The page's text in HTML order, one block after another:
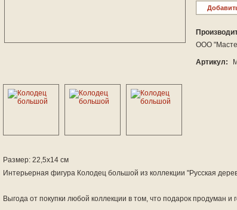
ООО
Артикул:
Размер: 22,5х14 см
Интерьерная фигура Колодец большой из коллекции "Русская
Выгода от покупки любой коллекции в том, что подарок продуман и